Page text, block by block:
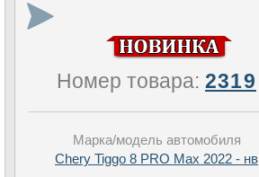
Номер товара:2319
Марка/модель автомобиля
Chery Tiggo 8 PRO Max 2022 - нв